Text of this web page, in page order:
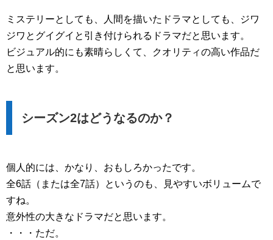
ミステリーとしても、人間を描いたドラマとしても、ジワ
ジワとグイグイと引き付けられるドラマだと思います。
ビジュアル的にも素晴らしくて、クオリティの高い作品だ
と思います。
シーズン2はどうなるのか？
個人的には、かなり、おもしろかったです。
全6話（または全7話）というのも、見やすいボリュームで
すね。
意外性の大きなドラマだと思います。
・・・ただ。